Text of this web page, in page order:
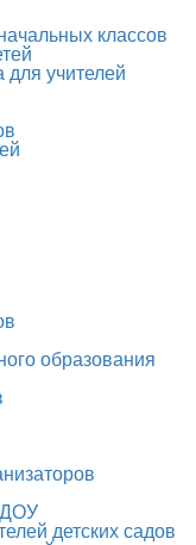
классов
для учителей
образования
ДОУ
детских садов